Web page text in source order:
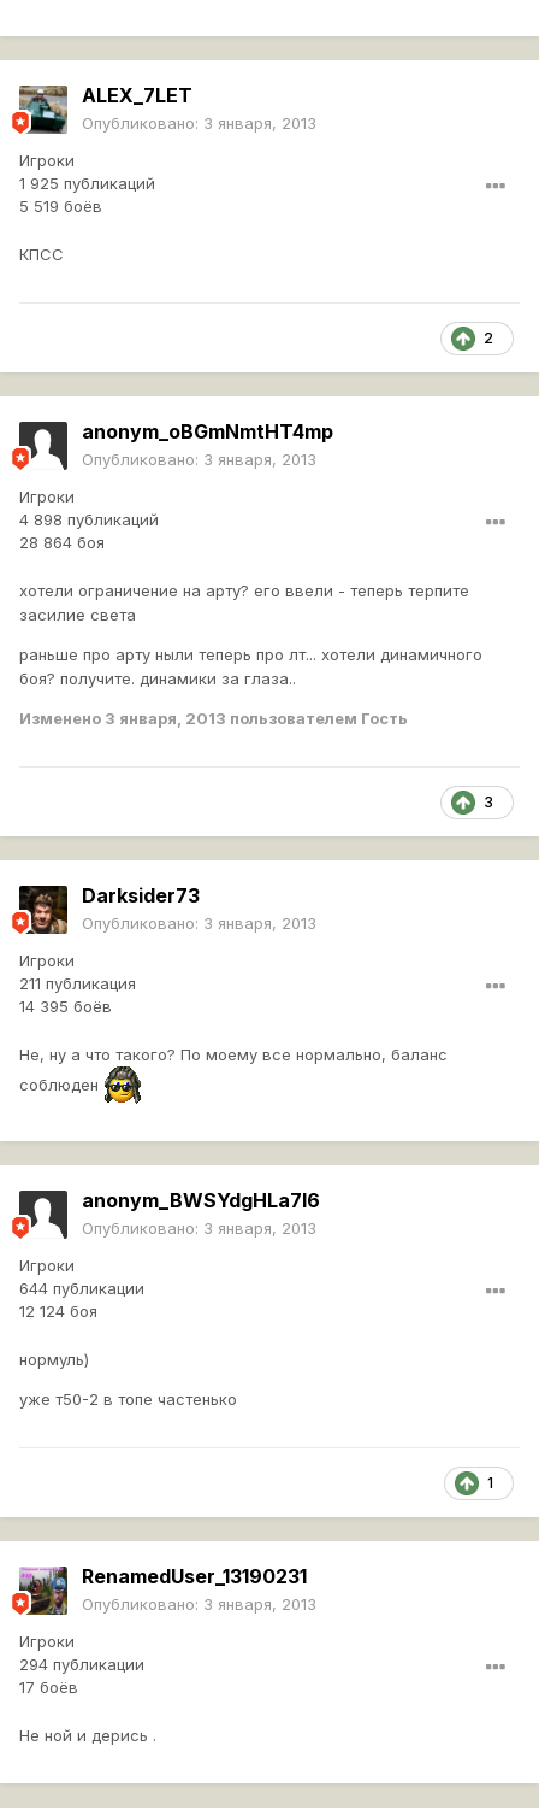
ALEX_7LET
Опубликовано: 3 января, 2013
Игроки
1 925 публикаций
5 519 боёв
КПСС
2
anonym_oBGmNmtHT4mp
Опубликовано: 3 января, 2013
Игроки
4 898 публикаций
28 864 боя
хотели ограничение на арту? его ввели - теперь терпите
засилие света
раньше про арту ныли теперь про лт... хотели динамичного
боя? получите. динамики за глаза..
Изменено 3 января, 2013 пользователем Гость
3
Darksider73
Опубликовано: 3 января, 2013
Игроки
211 публикация
14 395 боёв
Не, ну а что такого? По моему все нормально, баланс
соблюден
anonym_BWSYdgHLa7l6
Опубликовано: 3 января, 2013
Игроки
644 публикации
12 124 боя
нормуль)
уже т50-2 в топе частенько
1
RenamedUser_13190231
Опубликовано: 3 января, 2013
Игроки
294 публикации
17 боёв
Не ной и дерись .